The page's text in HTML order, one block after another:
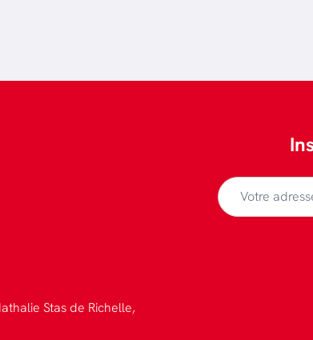
Stas de Richelle,
Votre